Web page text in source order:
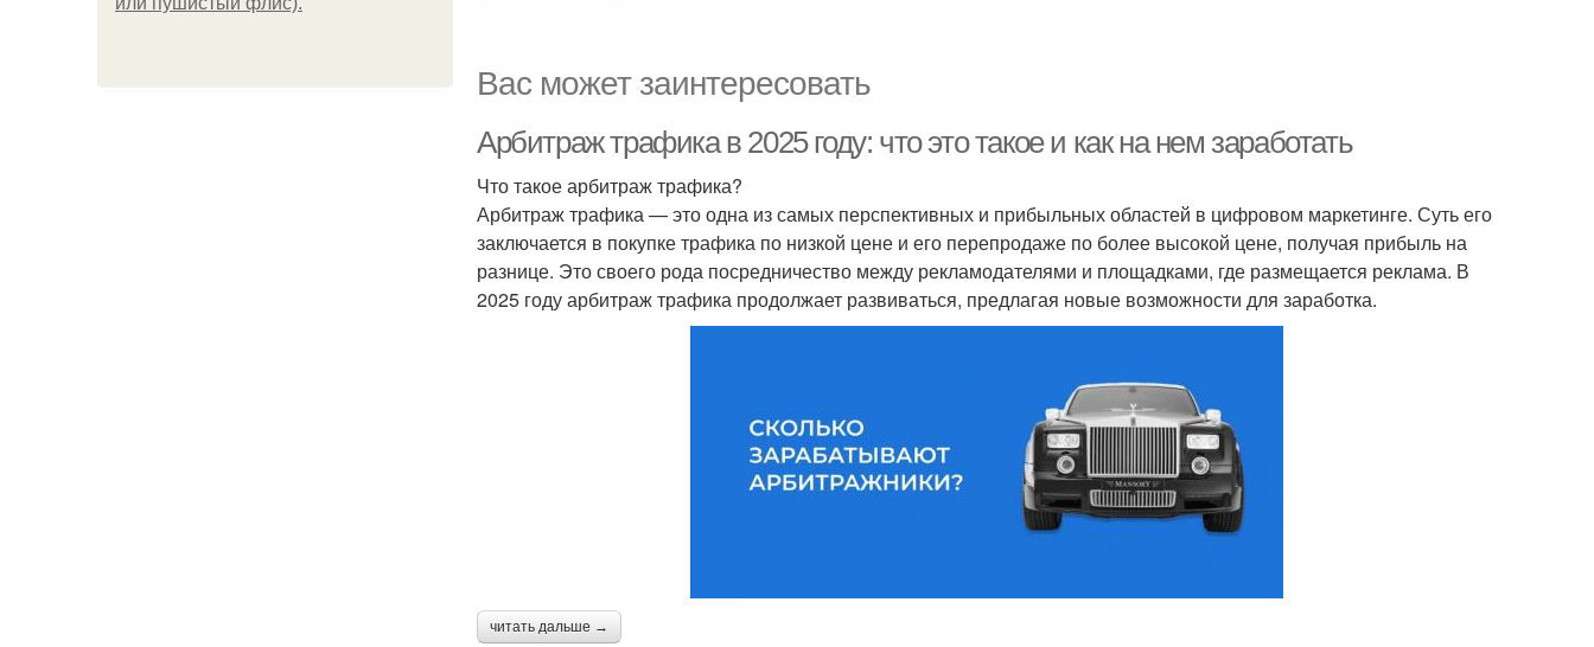
Вас может заинтересовать
Арбитраж трафика в 2025 году: что это такое и как на нем заработать
Что такое арбитраж трафика?
Арбитраж трафика — это одна из самых перспективных и прибыльных областей в цифровом маркетинге. Суть его
заключается в покупке трафика по низкой цене и его перепродаже по более высокой цене, получая прибыль на
разнице. Это своего рода посредничество между рекламодателями и площадками, где размещается реклама. В
2025 году арбитраж трафика продолжает развиваться, предлагая новые возможности для заработка.
читать дальше →